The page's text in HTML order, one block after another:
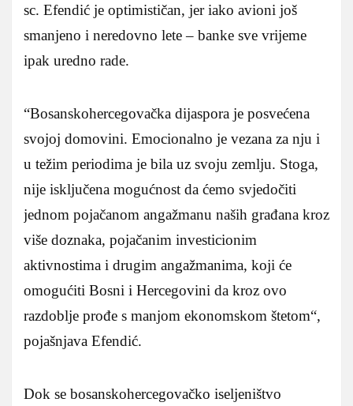
sc. Efendić je optimističan, jer iako avioni još
smanjeno i neredovno lete – banke sve vrijeme
ipak uredno rade.
“Bosanskohercegovačka dijaspora je posvećena
svojoj domovini. Emocionalno je vezana za nju i
u težim periodima je bila uz svoju zemlju. Stoga,
nije isključena mogućnost da ćemo svjedočiti
jednom pojačanom angažmanu naših građana kroz
više doznaka, pojačanim investicionim
aktivnostima i drugim angažmanima, koji će
omogućiti Bosni i Hercegovini da kroz ovo
razdoblje prođe s manjom ekonomskom štetom“,
pojašnjava Efendić.
Dok se bosanskohercegovačko iseljeništvo